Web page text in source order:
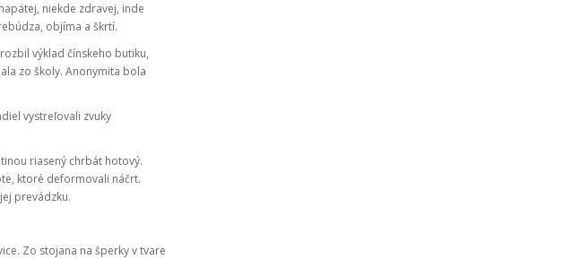
niekde zdravej, inde
objíma a škrtí.
výklad čínskeho butiku,
zo školy. Anonymita bola
vystreľovali zvuky
riasený chrbát hotový.
ktoré deformovali náčrt.
prevádzku.
Zo stojana na šperky v tvare